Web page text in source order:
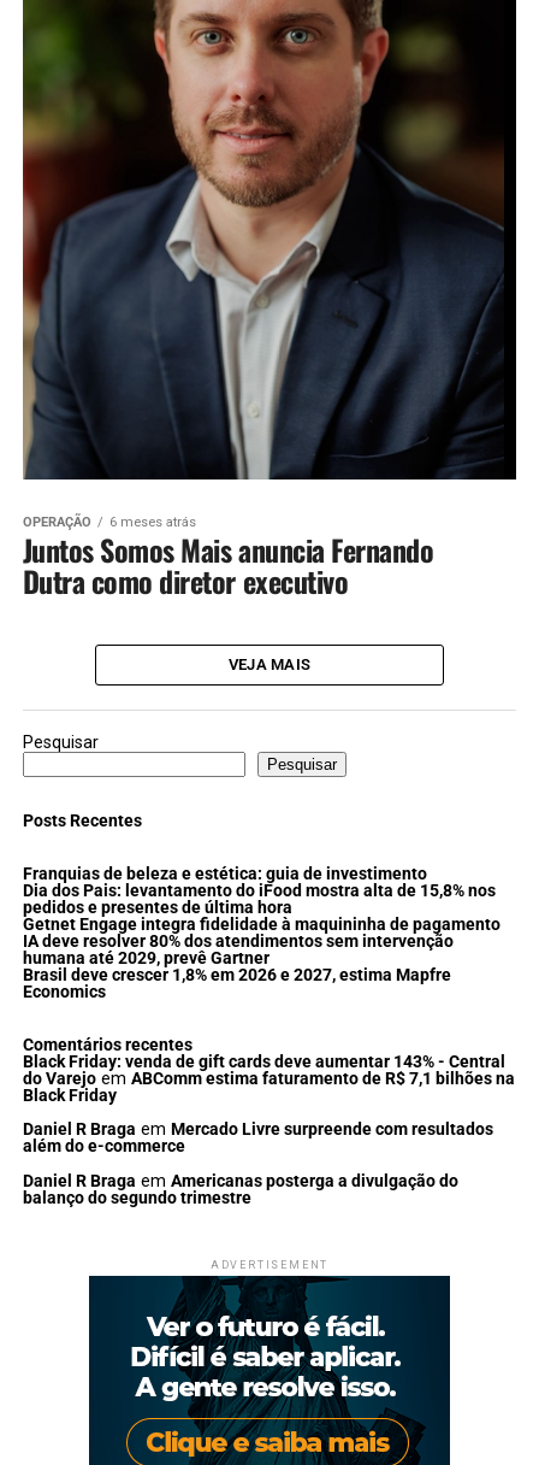
OPERAÇÃO 6 meses atrás
Juntos Somos Mais anuncia Fernando
Dutra como diretor executivo
VEJA MAIS
Pesquisar
Pesquisar
Posts Recentes
Franquias de beleza e estética: guia de investimento
Dia dos Pais: levantamento do iFood mostra alta de 15,8% nos
pedidos e presentes de última hora
Getnet Engage integra fidelidade à maquininha de pagamento
IA deve resolver 80% dos atendimentos sem intervenção
humana até 2029, prevê Gartner
Brasil deve crescer 1,8% em 2026 e 2027, estima Mapfre
Economics
Comentários recentes
Black Friday: venda de gift cards deve aumentar 143% - Central
do Varejoem ABComm estima faturamento de R$ 7,1 bilhões na
Black Friday
Daniel R Braga em Mercado Livre surpreende com resultados
além do e-commerce
Daniel R Braga em Americanas posterga a divulgação do
balanço do segundo trimestre
ADVERTISEMENT